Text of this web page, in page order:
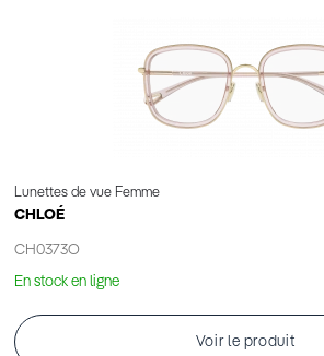
Lunettes de vue Femme
CHLOÉ
CH0373O
En stock en ligne
Voir le produit